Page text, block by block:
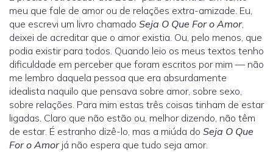
meu que fale de amor ou de relações extra-amizade. Eu,
que escrevi um livro chamado Seja O Que For o Amor,
deixei de acreditar que o amor existia. Ou, pelo menos, que
podia existir para todos. Quando leio os meus textos tenho
dificuldade em perceber que foram escritos por mim — não
me lembro daquela pessoa que era absurdamente
idealista naquilo que pensava sobre amor, sobre sexo,
sobre relações. Para mim estas três coisas tinham de estar
ligadas. Claro que não estão ou, melhor dizendo, não têm
de estar. É estranho dizê-lo, mas a miúda do Seja O Que
For o Amorjá não espera que tudo seja amor.